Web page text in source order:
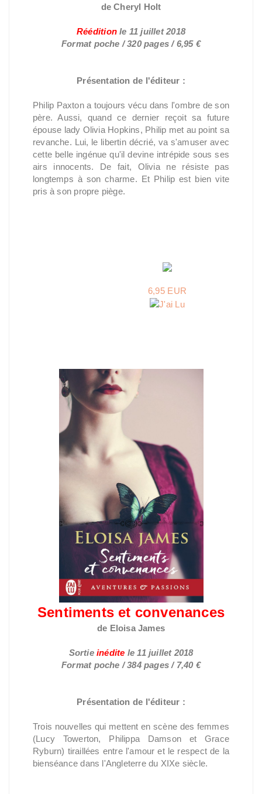
de Cheryl Holt
Rééditionle 11 juillet 2018
Format poche / 320 pages / 6,95 €
Présentation de l'éditeur :
Philip Paxton a toujours vécu dans l'ombre de son
père. Aussi, quand ce dernier reçoit sa future
épouse lady Olivia Hopkins, Philip met au point sa
revanche. Lui, le libertin décrié, va s'amuser avec
cette belle ingénue qu'il devine intrépide sous ses
airs innocents. De fait, Olivia ne résiste pas
longtemps à son charme. Et Philip est bien vite
pris à son propre piège.
6,95 EUR
Sentiments et convenances
de Eloisa James
Sortie inédite le 11 juillet 2018
Format poche / 384 pages / 7,40 €
Présentation de l'éditeur :
Trois nouvelles qui mettent en scène des femmes
(Lucy Towerton, Philippa Damson et Grace
Ryburn) tiraillées entre l'amour et le respect de la
bienséance dans l'Angleterre du XIXe siècle.